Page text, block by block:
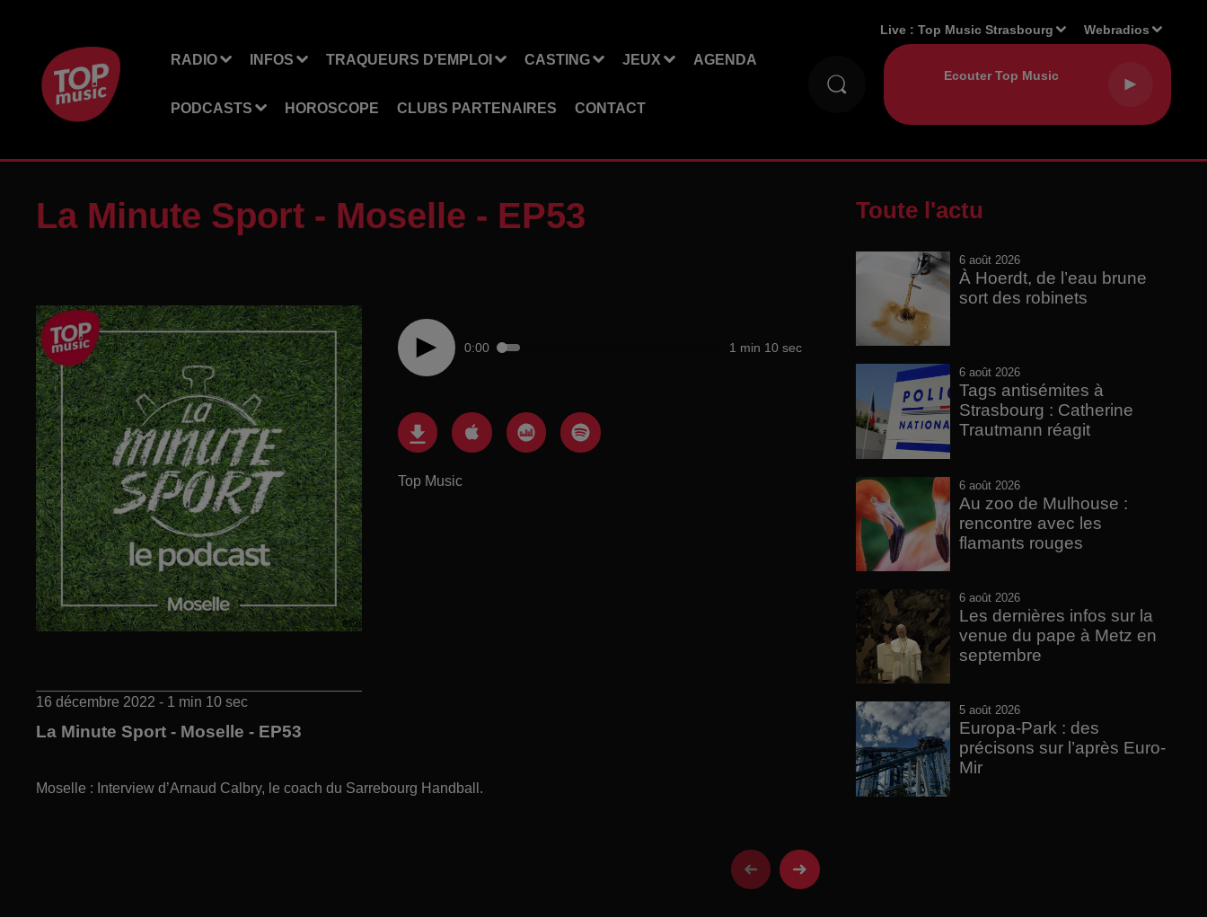
RADIO INFOS TRAQUEURS D'EMPLOI CASTING JEUX AGENDA
PODCASTS HOROSCOPE CLUBS PARTENAIRES CONTACT
Live :Top Music Strasbourg Webradios
La Minute Sport - Moselle - EP53
0:00 1 min 10 sec
Top Music
16 décembre 2022 - 1 min 10 sec
La Minute Sport - Moselle - EP53
Moselle : Interview d’Arnaud Calbry, le coach du Sarrebourg Handball.
Toute l'actu
6 août 2026
À Hoerdt, de l’eau brune
sort des robinets
6 août 2026
Tags antisémites à
Strasbourg : Catherine
Trautmann réagit
6 août 2026
Au zoo de Mulhouse :
rencontre avec les
flamants rouges
6 août 2026
Les dernières infos sur la
venue du pape à Metz en
septembre
5 août 2026
Europa-Park : des
précisons sur l’après Euro-
Mir